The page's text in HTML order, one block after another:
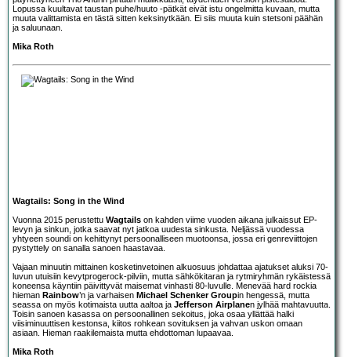
Lopussa kuultavat taustan puhe/huuto -pätkät eivät istu ongelmitta kuvaan, mutta
muuta valittamista en tästä sitten keksinytkään. Ei siis muuta kuin stetsoni päähän
ja saluunaan.
Mika Roth
Wagtails: Song in the Wind
Vuonna 2015 perustettu Wagtails on kahden viime vuoden aikana julkaissut EP-
levyn ja sinkun, jotka saavat nyt jatkoa uudesta sinkusta. Neljässä vuodessa
yhtyeen soundi on kehittynyt persoonalliseen muotoonsa, jossa eri genreviittojen
pystyttely on sanalla sanoen haastavaa.
Vajaan minuutin mittainen kosketinvetoinen alkuosuus johdattaa ajatukset aluksi 70-
luvun utuisiin kevytprogerock-pilviin, mutta sähkökitaran ja rytmiryhmän rykäistessä
koneensa käyntiin päivittyvät maisemat vinhasti 80-luvulle. Menevää hard rockia
hieman Rainbow’n ja varhaisen Michael Schenker Groupin hengessä, mutta
seassa on myös kotimaista uutta aaltoa ja Jefferson Airplanen jylhää mahtavuutta.
Toisin sanoen kasassa on persoonallinen sekoitus, joka osaa yllättää halki
viisiminuuttisen kestonsa, kiitos rohkean sovituksen ja vahvan uskon omaan
asiaan. Hieman raakilemaista mutta ehdottoman lupaavaa.
Mika Roth